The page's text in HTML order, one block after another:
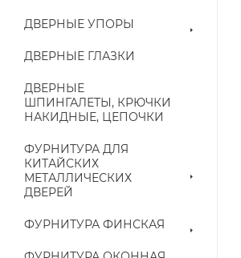
ДВЕРНЫЕ УПОРЫ
ДВЕРНЫЕ ГЛАЗКИ
ДВЕРНЫЕ
ШПИНГАЛЕТЫ, КРЮЧКИ
НАКИДНЫЕ, ЦЕПОЧКИ
ФУРНИТУРА ДЛЯ
КИТАЙСКИХ
МЕТАЛЛИЧЕСКИХ
ДВЕРЕЙ
ФУРНИТУРА ФИНСКАЯ